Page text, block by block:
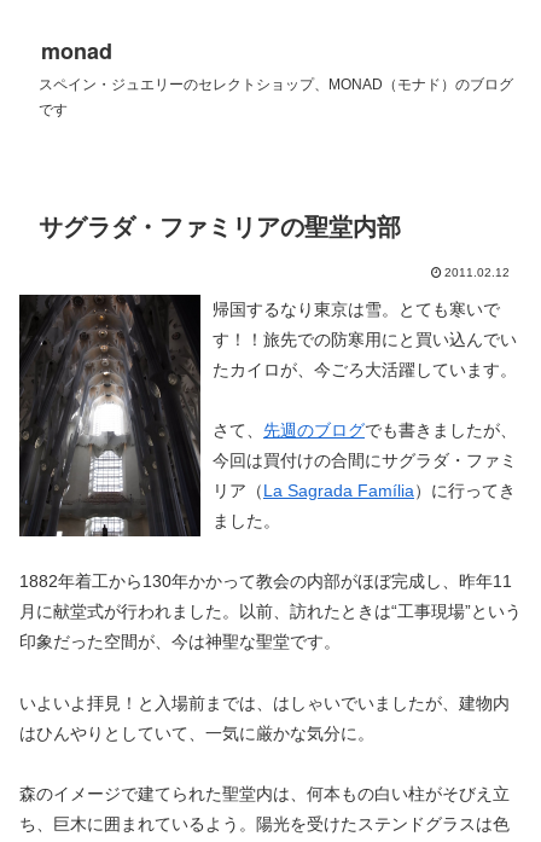
monad
スペイン・ジュエリーのセレクトショップ、MONAD（モナド）のブログ
です
サグラダ・ファミリアの聖堂内部
2011.02.12
帰国するなり東京は雪。とても寒いで
す！！旅先での防寒用にと買い込んでい
たカイロが、今ごろ大活躍しています。
さて、 先週のブログでも書きましたが、
今回は買付けの合間にサグラダ・ファミ
リア（La Sagrada Família）に行ってき
ました。
1882年着工から130年かかって教会の内部がほぼ完成し、昨年11
月に献堂式が行われました。以前、訪れたときは“工事現場”という
印象だった空間が、今は神聖な聖堂です。
いよいよ拝見！と入場前までは、はしゃいでいましたが、建物内
はひんやりとしていて、一気に厳かな気分に。
森のイメージで建てられた聖堂内は、何本もの白い柱がそびえ立
ち、巨木に囲まれているよう。陽光を受けたステンドグラスは色